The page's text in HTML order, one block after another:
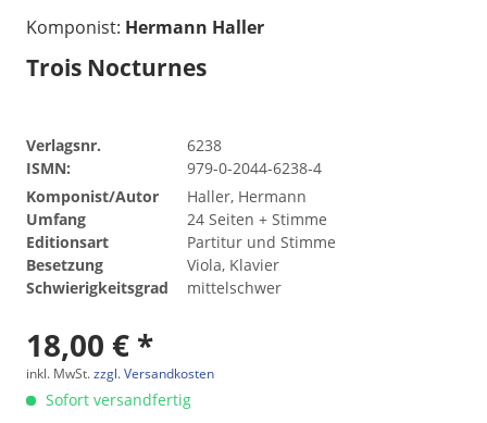
Komponist: Hermann Haller
Trois Nocturnes
Verlagsnr.
6238
ISMN:
979-0-2044-6238-4
Komponist/Autor
Haller, Hermann
Umfang
24 Seiten + Stimme
Editionsart
Partitur und Stimme
Besetzung
Viola, Klavier
Schwierigkeitsgrad
mittelschwer
18,00 € *
inkl. MwSt.zzgl. Versandkosten
Sofort versandfertig